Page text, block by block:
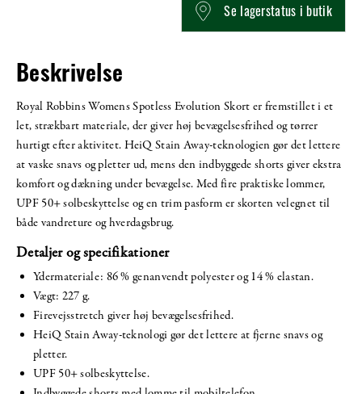
Se lagerstatus i butik
Beskrivelse
Royal Robbins Womens Spotless Evolution Skort er fremstillet i et
let, strækbart materiale, der giver høj bevægelsesfrihed og tørrer
hurtigt efter aktivitet. HeiQ Stain Away-teknologien gør det lettere
at vaske snavs og pletter ud, mens den indbyggede shorts giver ekstra
komfort og dækning under bevægelse. Med fire praktiske lommer,
UPF 50+ solbeskyttelse og en trim pasform er skorten velegnet til
både vandreture og hverdagsbrug.
Detaljer og specifikationer
Ydermateriale: 86 % genanvendt polyester og 14 % elastan.
Vægt: 227 g.
Firevejsstretch giver høj bevægelsesfrihed.
HeiQ Stain Away-teknologi gør det lettere at fjerne snavs og
pletter.
UPF 50+ solbeskyttelse.